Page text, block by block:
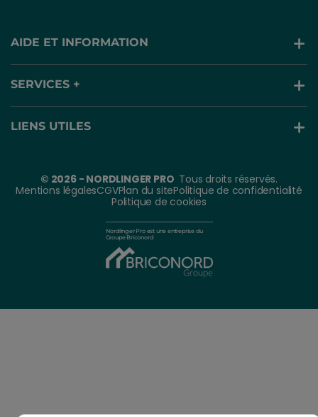
AIDE ET INFORMATION
SERVICES +
LIENS UTILES
© 2026 - NORDLINGER PRO Tous droits réservés.
Mentions légalesCGVPlan du sitePolitique de confidentialité
Politique de cookies
Nordlinger Pro est une entreprise du
Groupe Briconord